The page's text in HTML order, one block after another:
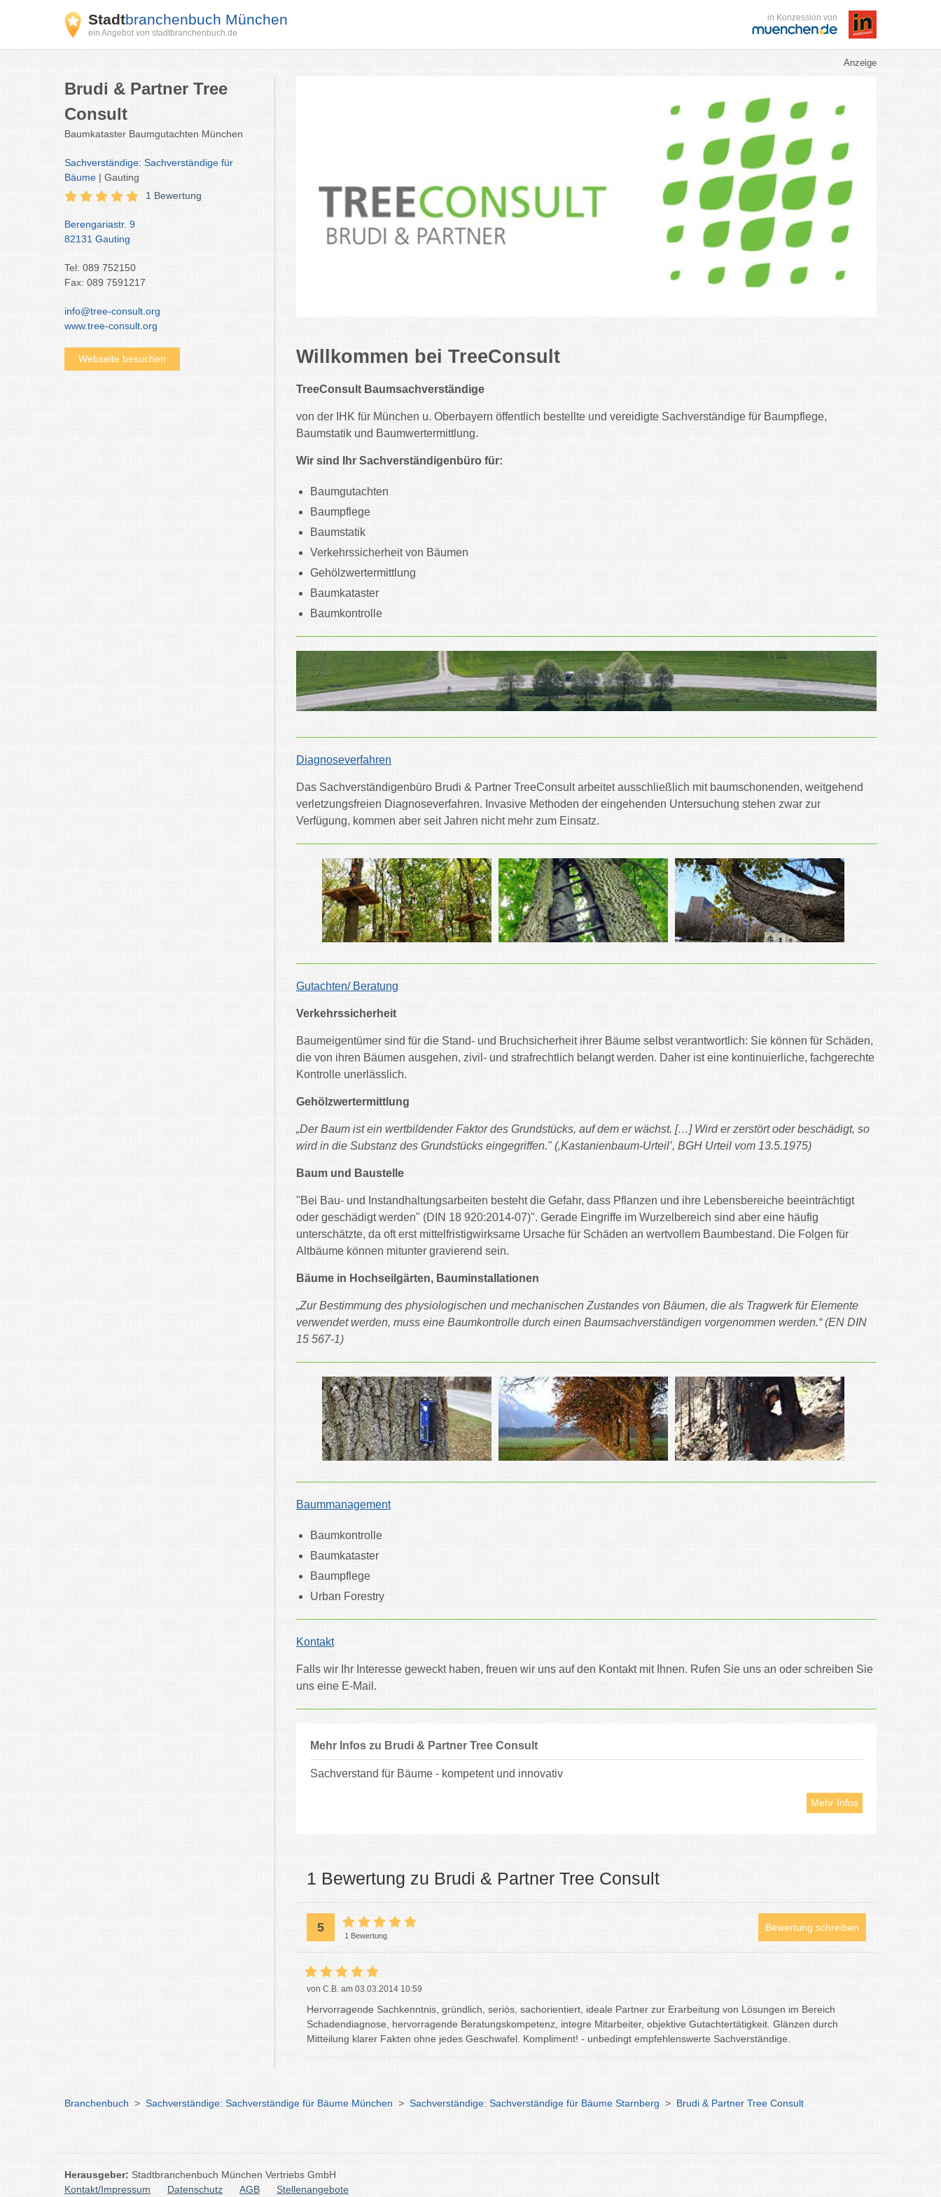
Stadtbranchenbuch München
ein Angebot von stadtbranchenbuch.de
in Konzession von
Anzeige
Brudi & Partner Tree
Consult
Baumkataster Baumgutachten München
Sachverständige: Sachverständige für
Bäume | Gauting
1 Bewertung
Berengariastr. 9
82131 Gauting
Tel: 089 752150
Fax: 089 7591217
info@tree-consult.org
www.tree-consult.org
Webseite besuchen Willkommen bei TreeConsult
TreeConsult Baumsachverständige
von der IHK für München u. Oberbayern öffentlich bestellte und vereidigte Sachverständige für Baumpflege,
Baumstatik und Baumwertermittlung.
Wir sind Ihr Sachverständigenbüro für:
Baumgutachten
Baumpflege
Baumstatik
Verkehrssicherheit von Bäumen
Gehölzwertermittlung
Baumkataster
Baumkontrolle
Diagnoseverfahren
Das Sachverständigenbüro Brudi & Partner TreeConsult arbeitet ausschließlich mit baumschonenden, weitgehend
verletzungsfreien Diagnoseverfahren. Invasive Methoden der eingehenden Untersuchung stehen zwar zur
Verfügung, kommen aber seit Jahren nicht mehr zum Einsatz.
Gutachten/ Beratung
Verkehrssicherheit
Baumeigentümer sind für die Stand- und Bruchsicherheit ihrer Bäume selbst verantwortlich: Sie können für Schäden,
die von ihren Bäumen ausgehen, zivil- und strafrechtlich belangt werden. Daher ist eine kontinuierliche, fachgerechte
Kontrolle unerlässlich.
Gehölzwertermittlung
„Der Baum ist ein wertbildender Faktor des Grundstücks, auf dem er wächst. […] Wird er zerstört oder beschädigt, so
wird in die Substanz des Grundstücks eingegriffen." (‚Kastanienbaum-Urteil’, BGH Urteil vom 13.5.1975)
Baum und Baustelle
"Bei Bau- und Instandhaltungsarbeiten besteht die Gefahr, dass Pflanzen und ihre Lebensbereiche beeinträchtigt
oder geschädigt werden" (DIN 18 920:2014-07)". Gerade Eingriffe im Wurzelbereich sind aber eine häufig
unterschätzte, da oft erst mittelfristigwirksame Ursache für Schäden an wertvollem Baumbestand. Die Folgen für
Altbäume können mitunter gravierend sein.
Bäume in Hochseilgärten, Bauminstallationen
„Zur Bestimmung des physiologischen und mechanischen Zustandes von Bäumen, die als Tragwerk für Elemente
verwendet werden, muss eine Baumkontrolle durch einen Baumsachverständigen vorgenommen werden.“ (EN DIN
15 567-1)
Baummanagement
Baumkontrolle
Baumkataster
Baumpflege
Urban Forestry
Kontakt
Falls wir Ihr Interesse geweckt haben, freuen wir uns auf den Kontakt mit Ihnen. Rufen Sie uns an oder schreiben Sie
uns eine E-Mail.
Mehr Infos zu Brudi & Partner Tree Consult
Sachverstand für Bäume - kompetent und innovativ
Mehr Infos
1 Bewertung zu Brudi & Partner Tree Consult
5
1 Bewertung
Bewertung schreiben
von C.B. am 03.03.2014 10:59
Hervorragende Sachkenntnis, gründlich, seriös, sachorientiert, ideale Partner zur Erarbeitung von Lösungen im Bereich
Schadendiagnose, hervorragende Beratungskompetenz, integre Mitarbeiter, objektive Gutachtertätigkeit. Glänzen durch
Mitteilung klarer Fakten ohne jedes Geschwafel. Kompliment! - unbedingt empfehlenswerte Sachverständige.
Branchenbuch > Sachverständige: Sachverständige für Bäume München > Sachverständige: Sachverständige für Bäume Starnberg > Brudi & Partner Tree Consult
Herausgeber: Stadtbranchenbuch München Vertriebs GmbH
Kontakt/Impressum
Datenschutz AGB Stellenangebote